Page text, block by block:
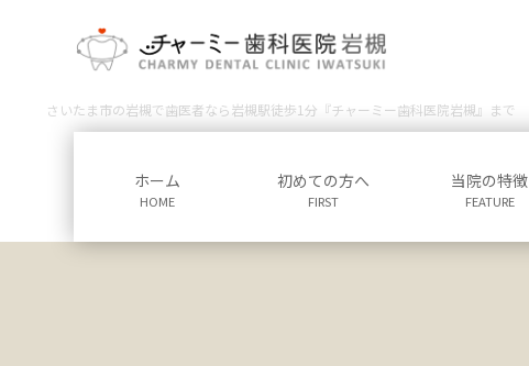
動
さいたま市の岩槻で歯医者なら岩槻駅徒歩1分『チャーミー歯科医院岩槻』まで
ホーム
HOME
初めての方へ
FIRST
当院の特徴
FEATURE